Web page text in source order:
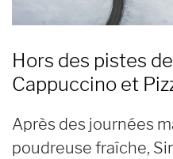
Hors des pistes
Cappuccino et
Après des journées
poudreuse fraîche,